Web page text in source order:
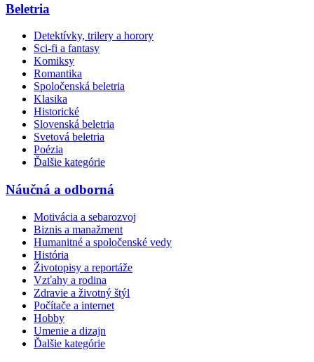
Beletria
Detektívky, trilery a horory
Sci-fi a fantasy
Komiksy
Romantika
Spoločenská beletria
Klasika
Historické
Slovenská beletria
Svetová beletria
Poézia
Ďalšie kategórie
Náučná a odborná
Motivácia a sebarozvoj
Biznis a manažment
Humanitné a spoločenské vedy
História
Životopisy a reportáže
Vzťahy a rodina
Zdravie a životný štýl
Počítače a internet
Hobby
Umenie a dizajn
Ďalšie kategórie